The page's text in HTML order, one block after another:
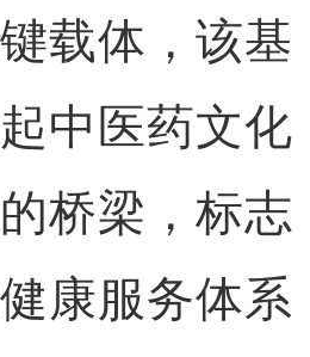
载体，该基
中医药文化
桥梁，标志
康服务体系